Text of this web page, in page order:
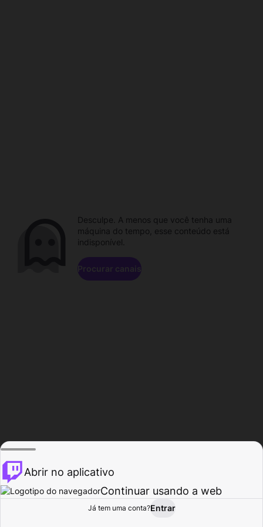
Procurar Atividade
Desculpe. A menos que você tenha uma
máquina do tempo, esse conteúdo está
indisponível.
Procurar canais
Abrir no aplicativo
Continuar usando a web
Já tem uma conta?Entrar